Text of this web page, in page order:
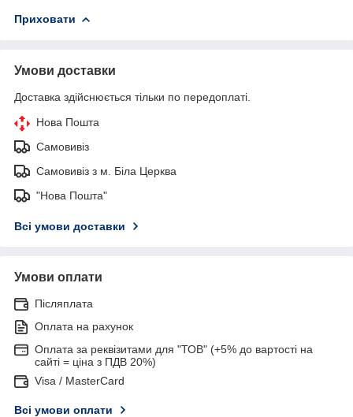
Приховати
Умови доставки
Доставка здійснюється тільки по передоплаті.
Нова Пошта
Самовивіз
Самовивіз з м. Біла Церква
"Нова Пошта"
Всі умови доставки
Умови оплати
Післяплата
Оплата на рахунок
Оплата за реквізитами для "ТОВ" (+5% до вартості на
сайті = ціна з ПДВ 20%)
Visa / MasterCard
Всі умови оплати